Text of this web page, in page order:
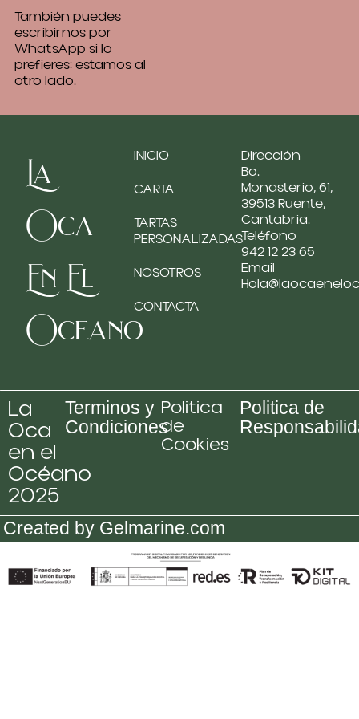
También puedes
escribirnos por
WhatsApp si lo
prefieres: estamos al
otro lado.
La
Oca
En El
Oceano
INICIO
CARTA
TARTAS
PERSONALIZADAS
NOSOTROS
CONTACTA
Dirección
Bo.
Monasterio, 61,
39513 Ruente,
Cantabria.
Teléfono
942 12 23 65
Email
La
Oca
en el
Océano
2025
Terminos y
Condiciones
Politica
de
Cookies
Politica de
Created by Gelmarine.com